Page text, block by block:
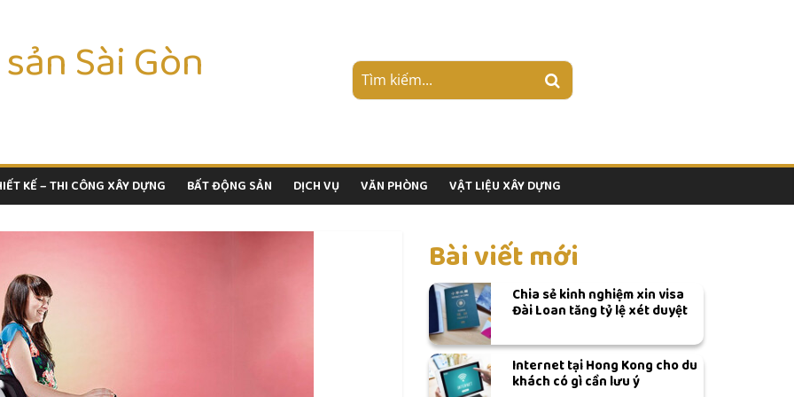
Sài Gòn
KẾ – THI CÔNG XÂY DỰNG BẤT ĐỘNG SẢN DỊCH VỤ VĂN PHÒNG VẬT LIỆU XÂY DỰNG
Bài viết mới
Chia sẻ kinh nghiệm xin visa
Đài Loan tăng tỷ lệ xét duyệt
Internet tại Hong Kong cho du
khách có gì cần lưu ý